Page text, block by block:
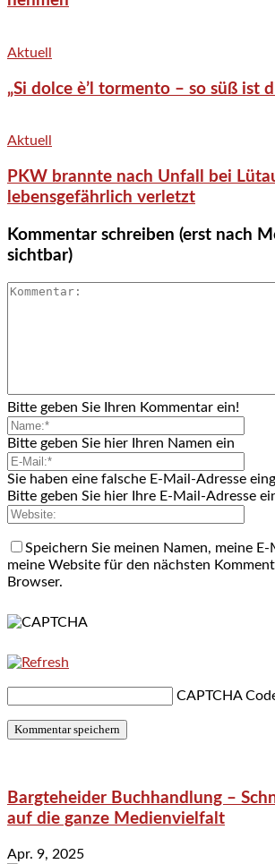
Aktuell
„Si dolce è’l tormento – so süß ist
Aktuell
PKW brannte nach Unfall bei
lebensgefährlich verletzt
Kommentar schreiben (erst nach
sichtbar)
Bitte geben Sie Ihren Kommentar ein!
Bitte geben Sie hier Ihren Namen ein
Sie haben eine falsche E-Mail-Adresse
Bitte geben Sie hier Ihre E-Mail-Adresse
Speichern Sie meinen Namen, meine
meine Website für den nächsten
Browser.
CAPTCHA
Bargteheider Buchhandlung –
auf die ganze Medienvielfalt
Apr. 9, 2025